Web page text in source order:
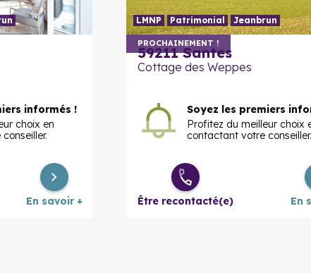
En savoir plus
informés !
choix en
En savoir +
PROCHAINEMENT !
LMNP Patrimonial Jeanbrun
59211 Santes
Cottage des Weppes
Soyez les premiers
Profitez du meilleur choix
contactant votre conseiller.
Être recontacté(e) En